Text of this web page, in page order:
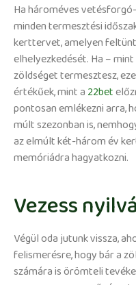
Ha hároméves
minden termesztési
kerttervet, amelyen
elhelyezkedését. Ha –
zöldséget termesztesz,
értékűek, mint a 22bet
pontosan emlékezni arra,
múlt szezonban is,
az elmúlt két-három év
memóriádra hagyatkozni.
Vezess
Végül oda jutunk vissza,
felismerésre, hogy bár a
számára is örömteli